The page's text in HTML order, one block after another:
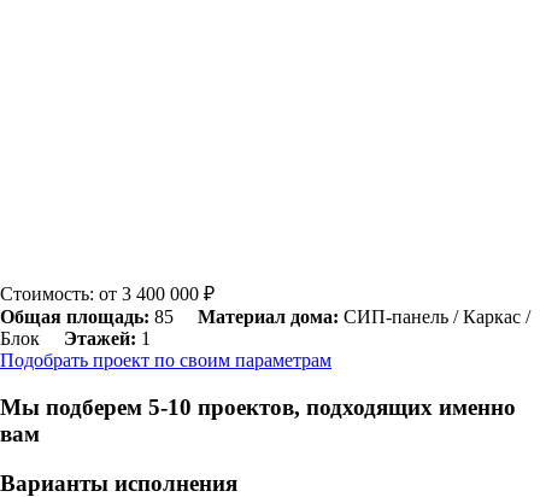
Стоимость: от 3 400 000 ₽
Общая площадь: 85 Материал дома: СИП-панель / Каркас /
Блок
Этажей: 1
Подобрать проект по своим параметрам
Мы подберем 5-10 проектов, подходящих именно
вам
Варианты исполнения